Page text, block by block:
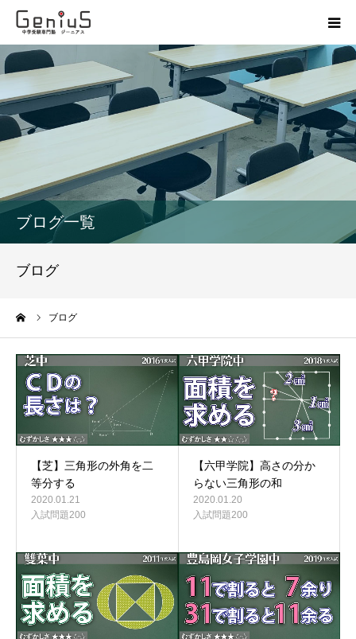
ブログ一覧
ブログ
ブログ
【芝】三角形の外角を二
等分する
2020.01.21
入試問題200
【六甲学院】高さの分か
らない三角形の和
2020.01.20
入試問題200
授業
志望校別特訓
模試
お問い合わせ